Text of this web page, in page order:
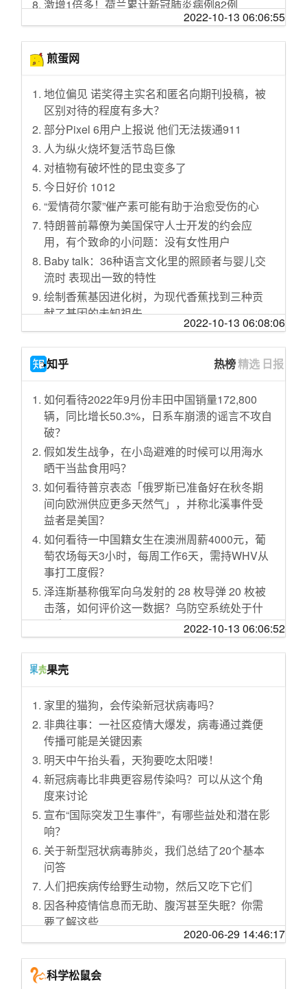
影去了
小伙一天做了三盆口味的鸡爪，只为找到最好
吃的那一款
新英雄【萨勒芬妮】技能介绍：音乐法师,大招
魅惑,W群体增益!可辅可法！
只是输了一场比赛而已，难道我需要三叩九
拜？向他们道歉？
二哈是一种神奇的物种
她改变了一代人！史上获奖最多的日本TV动
画，你看过吗？
爷 很 萌
黑龙江食物中毒致7死2伤 女儿哭诉：都是一家
人很痛苦，后续治疗还需上百万
河边烤肉，大sao陪媳妇钓鱼，猪排牛排带一
堆，过路大娘都引来了
3个诀窍让你全天不困，沾床就睡 | R90高效睡
不出意外明天全村都知道了
天：都怪京东小组第二
【vlog】辛苦工作一整年，就为快乐这一天
【刘哔】吐槽《演员请就位2》：这个节目应该
叫导演请就位，你把它当竞赛类节目看就认真
了！
小 母 牛 歇 后 语 大 全 1.0 ！！！
要不是有字幕我差点就听懂了
【散人】萌新捉鬼小分队
韩国意淫神片，明朝时期韩国发明了导弹，团
灭明朝大军，称霸亚洲
【电锯人/蕾塞/MEME】HIP
生活在亲戚家是种什么体验？
【芜林外传】经典折磨
知道什么叫神仙撩裙摆吗? Julien Fournié了解
一下
【罗翔老师直播课堂】希望大家能够拥有爱与
30家好看到爆的实用tb店大盘点，压箱底的宝藏
铺子：衣服&饰品&居家好物！
【苏星河】iPhone改变了世界，而它改变了iPh
one
散光恢复训练，看完眼睛舒服多了！
试吃澳洲国宝鱼-墨瑞鳕，出锅后整条鱼都好
吃，有点出乎意料
【正片】硬核还原：“激光制导+钢针攻击”魔鬼
司令
新英雄萨勒芬妮技能介绍(中文字幕)：明星法
师，护盾+回血，双控制技能！
FNC全队看8强抽签反应
「小白测评」姗姗来迟 小米降噪耳机Air2 Pro体
验
沙盘推演：长征分裂危机！德胜大大的至暗时
刻！北上南下之争
激增1倍多！荷兰累计新冠肺炎病例82例
?“钟南山”商标注册申请被驳 法院：属禁注范围
韩媒：在韩非法滞留的中国人排队申请回国
德国确诊数增至99人 部长专机现“疑似感染”乌
至少7名高官确诊新冠肺炎 伊朗缘何成疫情重灾
区？
黑龙江省无新增确诊病例 新增治愈出院病例15
例
成为刚需的口罩:核心熔喷布仍紧缺 业内忧产能
过剩
科威特新冠肺炎确诊病例增至11例 暂停往返多
国航班
意大利1号病人轨迹曝光：跑马拉松影响逾5万
人
来自医院等地的＂疑似＂＂密接＂现金 是这样
隔离的！
湖北省委书记应勇：继续严管守牢离汉离鄂通
道
韩疾病管理本部：文在寅不是自行隔离对象
涉案1.74亿元！公安部查扣伪劣口罩3100余万
拉美现首例确诊！巴西一男子核酸检测呈阳性
福建无新增新冠确诊病例 累计确诊294例死亡1
例
山东无新增新冠肺炎病例 累计确诊756例死亡6
例
吉林无新增新冠肺炎确诊病例 累计确诊93例死
亡1例
内蒙古无新增新冠肺炎确诊病例 累计报告确诊7
5例
首个地方禁食野生动物＂黑白名单＂:甲鱼蛇鸟
或禁吃
山东青岛对四类入境人员实行集中隔离或留观
重庆市新增新冠肺炎确诊病例2例 累计575例死
亡6例
重庆又有7例确诊患者治愈出院 目前共有335例
出院
寻血浆
殉职医生黄文军最后的电话：让妻子早点接他
回家
云南无新增新冠肺炎病例 累计174例死亡2例
黑龙江规定理发店每次接待1人 顾客需提前预约
英国确认4名从＂钻石公主＂号回英人员感染新
冠肺炎
张文宏：我一路被人欺负过来 理解什么叫被人
欺负
特朗普称他愿与塔利班签署和平协议
日本天皇举办寿宴 安倍晋三及各界470人参加
2月25日-3月10日武汉所有商店全关门？官方辟
谣
云南新冠肺炎疫情防控响应级别由一级调整为
三级
贵州新冠疫情防控应急响应由省级一级调整为
2022-10-13 06:06:55
煎蛋网
地位偏见 诺奖得主实名和匿名向期刊投稿，被
区别对待的程度有多大？
部分Pixel 6用户上报说 他们无法拨通911
人为纵火烧坏复活节岛巨像
对植物有破坏性的昆虫变多了
今日好价 1012
“爱情荷尔蒙”催产素可能有助于治愈受伤的心
特朗普前幕僚为美国保守人士开发的约会应
用，有个致命的小问题：没有女性用户
Baby talk：36种语言文化里的照顾者与婴儿交
流时 表现出一致的特性
绘制香蕉基因进化树，为现代香蕉找到三种贡
献了基因的未知祖先
今日好价 1011
化学界有200年历史的谜团：质子如何通过水？
猫猫也是可以被训练好的
素食者抑郁的风险高2倍，但原因你肯定猜错了
今日好价 1010
脑力小体操 大家的空间感有多强呢
普林斯顿大学每年的基金收益已能覆盖所有运
营开销，并盈余19亿美元
上周菲律宾政府彩票开奖 433人中大奖引发猜疑
短篇故事：打印罪
今日好价 1009
玩音游，可提高老年人的短期记忆
超罕见疾病 进行性骨化性纤维发育不良 (FOP)
应用基因编辑技术，解决现代工业酿造啤酒口
味不如古法发酵啤酒的问题
今日好价 1008
2022-10-13 06:08:06
知乎 热榜精选 日报
如何看待2022年9月份丰田中国销量172,800
辆，同比增长50.3%，日系车崩溃的谣言不攻自
破？
假如发生战争，在小岛避难的时候可以用海水
晒干当盐食用吗？
如何看待普京表态「俄罗斯已准备好在秋冬期
间向欧洲供应更多天然气」，并称北溪事件受
益者是美国？
如何看待一中国籍女生在澳洲周薪4000元，葡
萄农场每天3小时，每周工作6天，需持WHV从
事打工度假？
泽连斯基称俄军向乌发射的 28 枚导弹 20 枚被
击落，如何评价这一数据？乌防空系统处于什
么水平？
椅才能行走，这是一种什么疾病？该如何预防
和治疗？
「属自主品牌，不是仅大牌才好用」，如何看
待商家傍名牌行为？
第一次见父母，男朋友的表现让我打了退堂
鼓，我要怎么办？
意大利天然气价格暴涨超 770%，这会带来哪些
影响？当地政府或居民该如何应对这一情况？
未来十年二十年教师会不会迎来缩编下岗潮？
《英雄联盟》里你最不能理解的一句台词是什
么？
量子纠缠确实存在意味着宿命论吗？
德国总理朔尔茨称坚定支持全球化，反对与中
国脱钩，如何看待这一表态？释放了什么信
号？
是什么原因造成了台湾普通话的特殊口音？
航天学霸姜宇 1 年 9 个月拿博士学位，曾发表 2
7 篇 SCI 论文，这是什么水平？还有哪些成
2022-10-13 06:06:52
果壳
家里的猫狗，会传染新冠状病毒吗？
非典往事：一社区疫情大爆发，病毒通过粪便
传播可能是关键因素
明天中午抬头看，天狗要吃太阳喽！
新冠病毒比非典更容易传染吗？可以从这个角
度来讨论
宣布“国际突发卫生事件”，有哪些益处和潜在影
响？
关于新型冠状病毒肺炎，我们总结了20个基本
问答
人们把疾病传给野生动物，然后又吃下它们
因各种疫情信息而无助、腹泻甚至失眠？你需
要了解这些
竹鼠算野味吗？
家用消毒方法，哪些好用，哪些不能用？
武汉新型冠状病毒肺炎确诊，到底难在哪儿
2020-06-29 14:46:17
科学松鼠会